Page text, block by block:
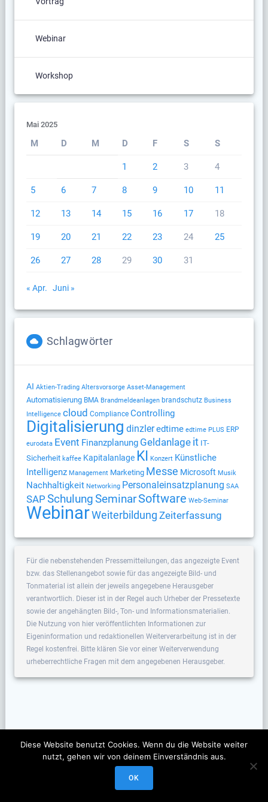
Webinar
Workshop
Mai 2025
M D M D F S S
1 2 3 4
5 6 7 8 9 10 11
12 13 14 15 16 17 18
19 20 21 22 23 24 25
26 27 28 29 30 31
« Apr. Juni »
Schlagwörter
AI Aktien-Trading Altersvorsorge Asset-Management
Automatisierung BMA Brandmeldeanlagen brandschutz Business
Intelligence cloud Compliance Controlling
Digitalisierung dinzleredtime edtime PLUS ERP
eurodata Event Finanzplanung Geldanlage it IT-
Sicherheit kaffee Kapitalanlage KI Konzert Künstliche
Intelligenz Management Marketing Messe Microsoft Musik
Nachhaltigkeit Networking Personaleinsatzplanung SAA
SAP SchulungSeminarSoftware Web-Seminar
WebinarWeiterbildung Zeiterfassung
Für die nebenstehenden Pressemitteilungen, das angezeigte Event
bzw. das Stellenangebot sowie für das angezeigte Bild- und
Tonmaterial ist allein der jeweils angegebene Herausgeber
verantwortlich. Dieser ist in der Regel auch Urheber der Pressetexte
sowie der angehängten Bild-, Ton- und Informationsmaterialien.
Die Nutzung von hier veröffentlichten Informationen zur
Eigeninformation und redaktionellen Weiterverarbeitung ist in der
Regel kostenfrei. Bitte klären Sie vor einer Weiterverwendung
urheberrechtliche Fragen mit dem angegebenen Herausgeber.
Diese Website benutzt Cookies. Wenn du die Website weiter
nutzt, gehen wir von deinem Einverständnis aus.
OK